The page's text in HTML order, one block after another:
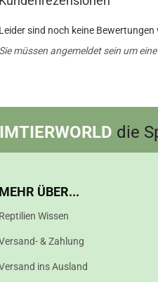
Leider sind noch keine
Sie müssen angemeldet sein um
die
MEHR ÜBER...
Reptilien Wissen
& Zahlung
ins Ausland